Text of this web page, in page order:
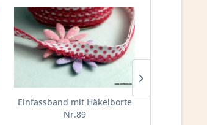
Einfassband mit Häkelborte
Nr.89